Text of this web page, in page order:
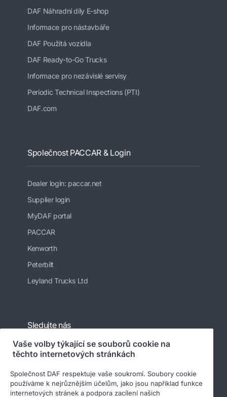
DAF Náhradní díly E-shop
Informace pro nástavbáře
DAF Použitá vozidla
DAF Ready-to-Go Trucks
Informace pro nezávislé servisy
Periodic Technical Inspections (PTI)
DAF.com
Společnost PACCAR & Login
Dealer login: paccar.net
Supplier login
MyDAF portal
PACCAR
Kenworth
Peterbilt
Leyland Trucks Ltd
Sledujte nás
Vaše volby týkající se souborů cookie na
těchto internetových stránkách
Společnost DAF respektuje vaše soukromí. Soubory cookie
používáme k nejrůznějším účelům, jako jsou například funkce
internetových stránek a podpora zacílení našich